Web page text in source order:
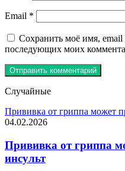
Email *
Сохранить моё имя, email
последующих моих
Случайные
Прививка от гриппа может
04.02.2026
Прививка от гриппа
инсульт